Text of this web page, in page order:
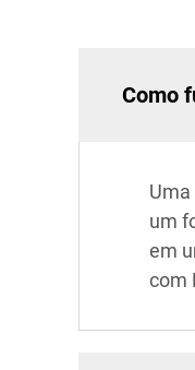
Como
um
em
com